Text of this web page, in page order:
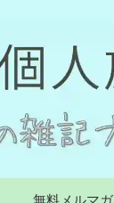
無料メルマガ